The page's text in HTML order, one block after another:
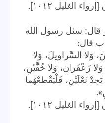
.
قال: سئل رسول الله
قال:
وَلا السَّراويلَ، وَلا
زَعْفَران، وَلا خُفَّيْنِ،
يَجِدْ نَعْلَيْنِ، فَلْيَقْطعْهُما
».
.